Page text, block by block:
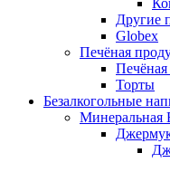
Другие
Globex
Печёная
Торты
Безалкогольные
Минеральная